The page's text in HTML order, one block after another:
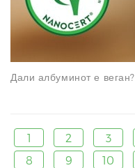
Дали албуминот е веган?
1 2 3
8
9 10